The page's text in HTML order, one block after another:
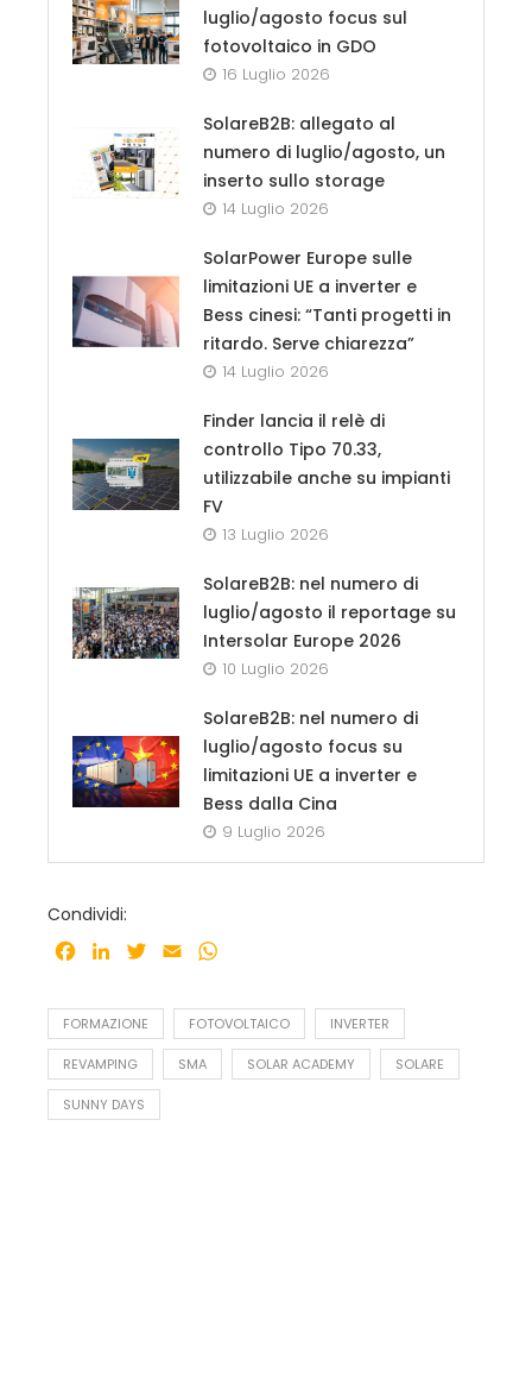
luglio/agosto focus sul
fotovoltaico in GDO
16 Luglio 2026
SolareB2B: allegato al
numero di luglio/agosto, un
inserto sullo storage
14 Luglio 2026
SolarPower Europe sulle
limitazioni UE a inverter e
Bess cinesi: “Tanti progetti in
ritardo. Serve chiarezza”
14 Luglio 2026
Finder lancia il relè di
controllo Tipo 70.33,
utilizzabile anche su impianti
FV
13 Luglio 2026
SolareB2B: nel numero di
luglio/agosto il reportage su
Intersolar Europe 2026
10 Luglio 2026
SolareB2B: nel numero di
luglio/agosto focus su
limitazioni UE a inverter e
Bess dalla Cina
9 Luglio 2026
Condividi:
Facebook
LinkedInTwitter
Email
FORMAZIONE FOTOVOLTAICO INVERTER
REVAMPING SMA SOLAR ACADEMY SOLARE
SUNNY DAYS